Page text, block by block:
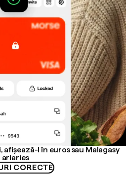
afișează-l în euros sau Malagasy
ariaries
CORECTE